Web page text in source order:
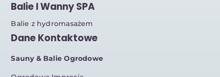
Balie I Wanny SPA
Balie z hydromasażem
Dane Kontaktowe
Sauny & Balie Ogrodowe